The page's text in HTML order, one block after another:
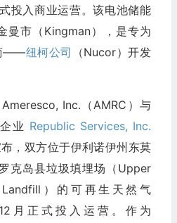
投入商业运营。该电池储能
曼市（Kingman），是专为
——纽柯公司
（Nucor）开发
Inc.（AMRC）与
业 Republic Services, Inc.
布，双方位于伊利诺伊州东莫
克岛县垃圾填埋场（Upper
Landfill）的可再生天然气
月正式投入运营。作为